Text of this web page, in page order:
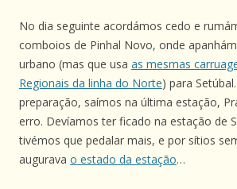
No dia seguinte acordámos cedo e
comboios de Pinhal Novo, onde
urbano (mas que usa as mesmas
Regionais da linha do Norte) para
preparação, saímos na última estação,
erro. Devíamos ter ficado na estação de
tivémos que pedalar mais, e por sítios
augurava o estado da estação…